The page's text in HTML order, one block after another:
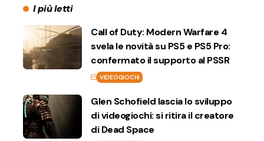
I più letti
Call of Duty: Modern Warfare 4
svela le novità su PS5 e PS5 Pro:
confermato il supporto al PSSR
VIDEOGIOCHI
Glen Schofield lascia lo sviluppo
di videogiochi: si ritira il creatore
di Dead Space